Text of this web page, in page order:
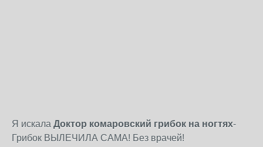
Я искала Доктор комаровский грибок на ногтях-
Грибок ВЫЛЕЧИЛА САМА! Без врачей!